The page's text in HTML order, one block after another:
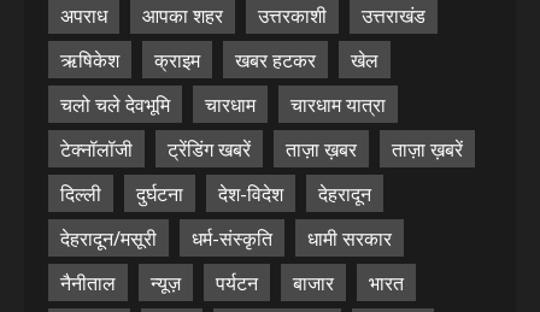
अपराध
आपका शहर उत्तरकाशी
उत्तराखंड
ऋषिकेश
क्राइम खबर हटकर
खेल
चलो चले देवभूमि
चारधाम
चारधाम यात्रा
टेक्नॉलॉजी
ट्रेंडिंग खबरें ताज़ा ख़बर
ताज़ा ख़बरें
दिल्ली
दुर्घटना देश-विदेश
देहरादून
देहरादून/मसूरी
धर्म-संस्कृति
धामी सरकार
नैनीताल
न्यूज़ पर्यटन बाजार
भारत